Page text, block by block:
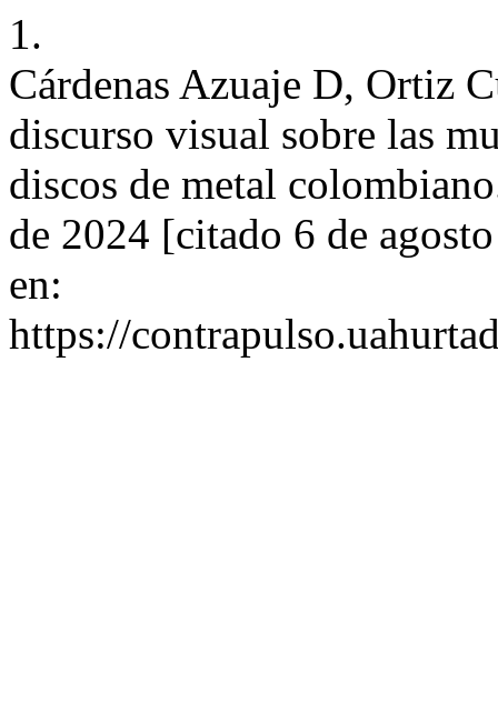
1.
Cárdenas Azuaje D, Ortiz
discurso visual sobre las
discos de metal
de 2024 [citado 6 de
en:
https://